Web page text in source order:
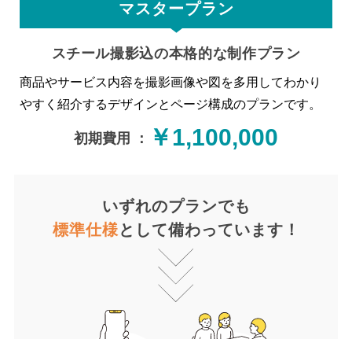
マスタープラン
スチール撮影込の本格的な制作プラン
商品やサービス内容を撮影画像や図を多用してわかり
やすく紹介するデザインとページ構成のプランです。
初期費用 ： ￥1,100,000
いずれのプランでも
標準仕様として備わっています！